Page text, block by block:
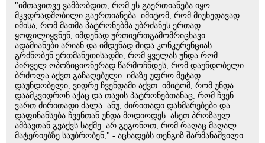
"იმთავითვე ვამბობდით, რომ ეს გაერთიანება იყო
მკვდრადშობილი გაერთიანება. იმიტომ, რომ მიუხედავად
იმისა, რომ მათმა პატრონებმა უბრძანეს ერთად
ყოფილიყვნენ, იმდენად ურთიერთგამომრიცხავი
ადამიანები არიან და იმდენად შიდა კონკურენციას
გრძნობენ ერთმანეთისადმი, რომ ყველას უნდა რომ
პირველ ოპოზიციონერად წარმოჩნდეს, რომ დაუნდობელი
ბრძოლა აქვთ გაჩაღებული. იმაზე უფრო მეტად
დაუნდობელი, ვიდრე ჩვენდამი აქვთ. იმიტომ, რომ უნდა
დაამკვიდრონ აქაც და თავის პატრონებთანაც, რომ ჩვენ
ვართ ძირითადი ძალა. ანუ, ძირითადი დახმარებები და
დაფინანსება ჩვენთან უნდა მოდიოდეს. ასეთ პროზაულ
ამბავთან გვაქვს საქმე. არ გეგონოთ, რომ რაღაც მაღალ
მატერიებზე საუბრობენ," - აცხადებს თენგიზ შარმანაშვილი.